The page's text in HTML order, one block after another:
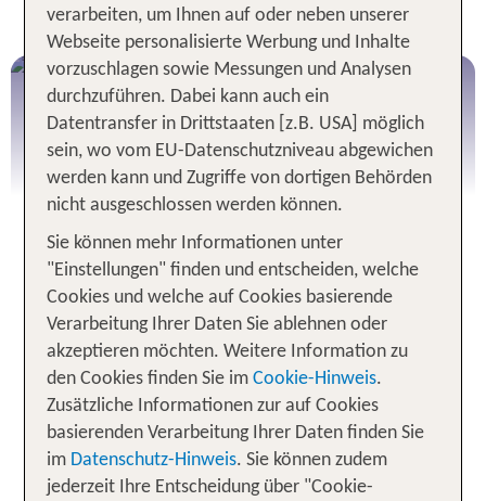
Gestalte hier deine individuelle Rundreise
TUI Rundreisen - mit Bus oder
Mietwagen
Entdecke die Welt auf besondere Weise: Mit
unserensorgfältig geplanten Busrundreisen
erlebst du faszinierende Länder –komfortabel,
sicher und bestens organisiert. Oder gestalte
verarbeiten, um Ihnen auf oder neben unserer
Webseite personalisierte Werbung und Inhalte
vorzuschlagen sowie Messungen und Analysen
durchzuführen. Dabei kann auch ein
Datentransfer in Drittstaaten [z.B. USA] möglich
sein, wo vom EU-Datenschutzniveau abgewichen
werden kann und Zugriffe von dortigen Behörden
nicht ausgeschlossen werden können.
Sie können mehr Informationen unter
"Einstellungen" finden und entscheiden, welche
Cookies und welche auf Cookies basierende
Verarbeitung Ihrer Daten Sie ablehnen oder
akzeptieren möchten. Weitere Information zu
den Cookies finden Sie im Cookie-Hinweis.
Zusätzliche Informationen zur auf Cookies
basierenden Verarbeitung Ihrer Daten finden Sie
im Datenschutz-Hinweis. Sie können zudem
jederzeit Ihre Entscheidung über "Cookie-